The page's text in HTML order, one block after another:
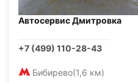
Автосервис Дмитровка
+7 (499) 110-28-43
Бибирево(1,6 км)